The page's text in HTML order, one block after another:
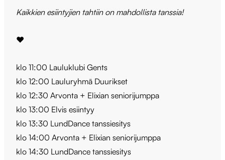
Kaikkien esiintyjien tahtiin on mahdollista tanssia!
❤️
klo 11:00 Lauluklubi Gents
klo 12:00 Lauluryhmä Duurikset
klo 12:30 Arvonta + Elixian seniorijumppa
klo 13:00 Elvis esiintyy
klo 13:30 LundDance tanssiesitys
klo 14:00 Arvonta + Elixian seniorijumppa
klo 14:30 LundDance tanssiesitys